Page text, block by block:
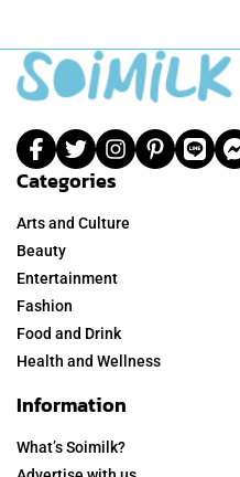
Categories
Arts and Culture
Beauty
Entertainment
Fashion
Food and Drink
Health and Wellness
Information
What’s Soimilk?